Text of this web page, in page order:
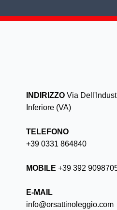
INDIRIZZO Via
Inferiore (VA)
TELEFONO
+39 0331 864840
MOBILE +39 392
E-MAIL
info@orsattinoleggio.com